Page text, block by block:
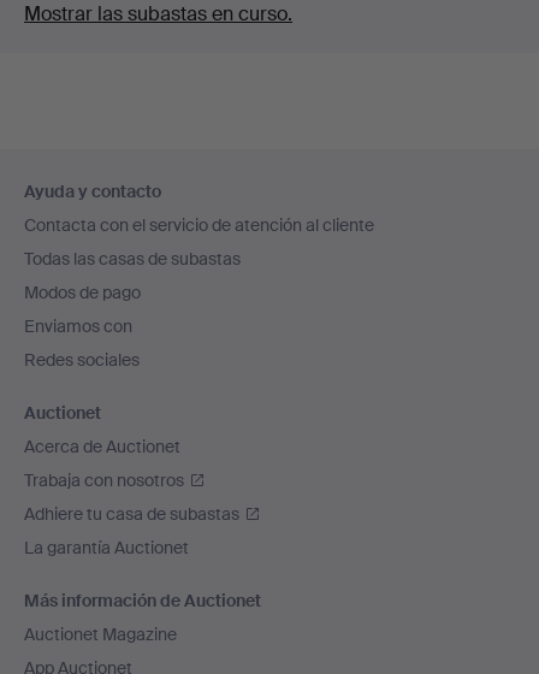
Mostrar las subastas en curso.
en
el
pie
de
página
Ayuda y contacto
Contacta con el servicio de atención al cliente
Todas las casas de subastas
Modos de pago
Enviamos con
Redes sociales
Auctionet
Acerca de Auctionet
Trabaja con nosotros
Adhiere tu casa de subastas
La garantía Auctionet
Más información de Auctionet
Auctionet Magazine
App Auctionet